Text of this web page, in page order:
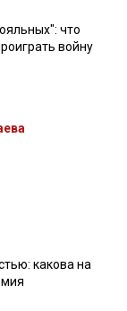
что
войну
какова на